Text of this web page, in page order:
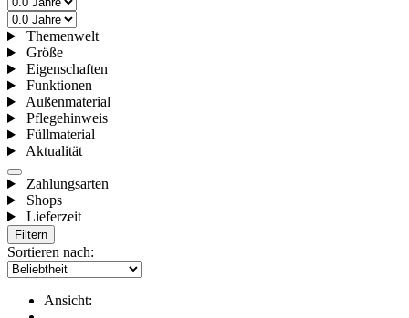
Themenwelt
Größe
Eigenschaften
Funktionen
Außenmaterial
Pflegehinweis
Füllmaterial
Aktualität
Zahlungsarten
Shops
Lieferzeit
Filtern
Sortieren nach:
Ansicht: